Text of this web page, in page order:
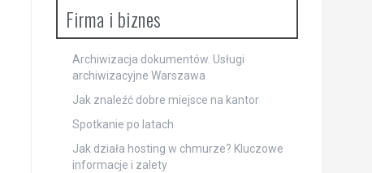
Firma i biznes
Archiwizacja dokumentów. Usługi
archiwizacyjne Warszawa
Jak znaleźć dobre miejsce na kantor
Spotkanie po latach
Jak działa hosting w chmurze? Kluczowe
informacje i zalety